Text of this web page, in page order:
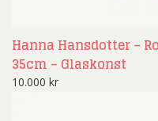
Hanna Hansdotter –
35cm – Glaskonst
10.000 kr